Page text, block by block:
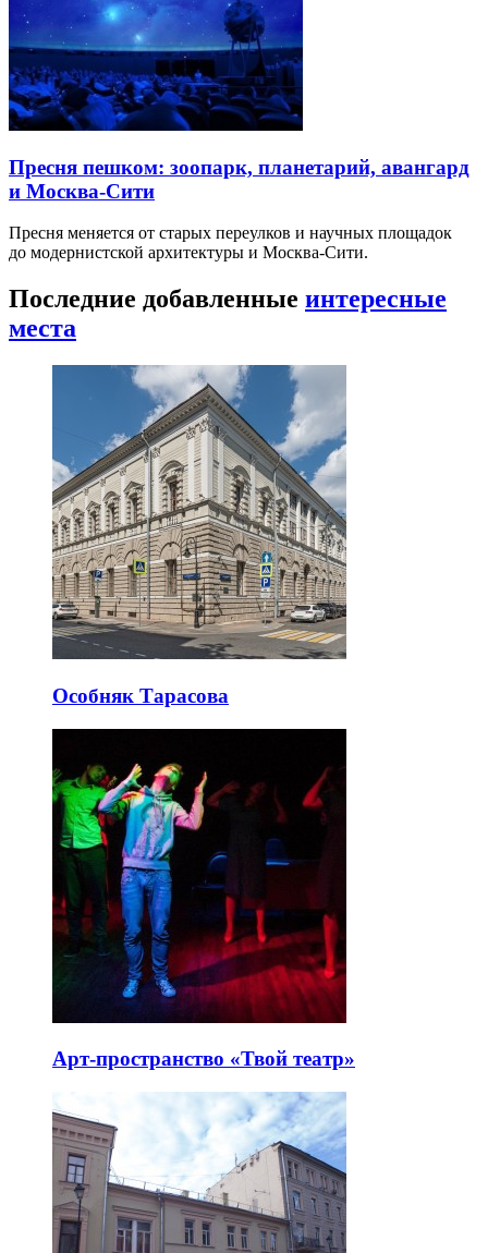
Пресня пешком: зоопарк, планетарий, авангард
и Москва-Сити
Пресня меняется от старых переулков и научных площадок
до модернистской архитектуры и Москва-Сити.
Последние добавленные интересные
места
Особняк Тарасова
Арт-пространство «Твой театр»